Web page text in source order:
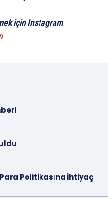
için Instagram
Politikasına İhtiyaç